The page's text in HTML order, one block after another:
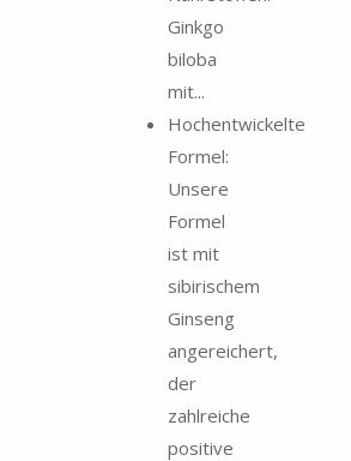
Ginkgo
biloba
mit...
Hochentwickelte
Formel:
Unsere
Formel
ist mit
sibirischem
Ginseng
angereichert,
der
zahlreiche
positive